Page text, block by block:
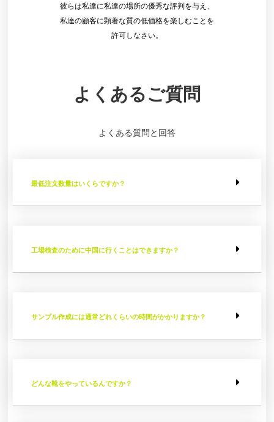
彼らは私達に私達の場所の優秀な評判を与え、
私達の顧客に顕著な質の低価格を楽しむことを
許可しなさい。
よくあるご質問
よくある質問と回答
最低注文数量はいくらですか？
工場検査のために中国に行くことはできますか？
サンプル作成には通常どれくらいの時間がかかりますか？
どんな靴をやっているんですか？